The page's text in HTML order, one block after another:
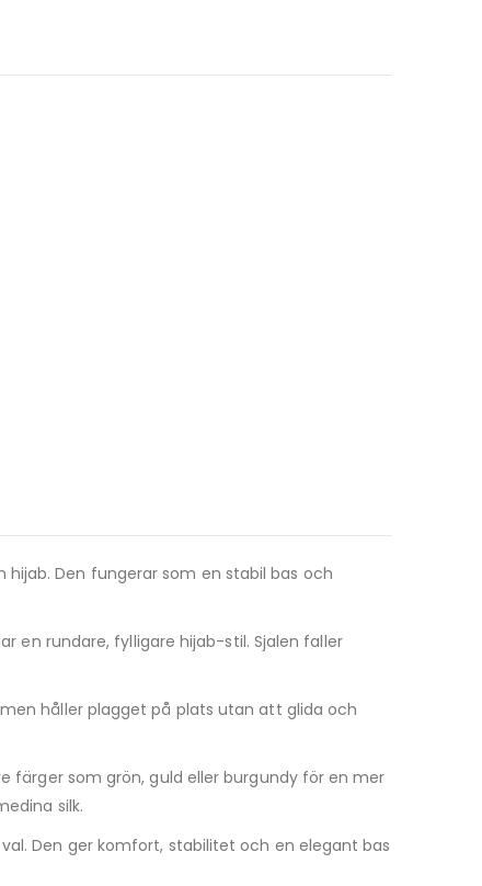
Den fungerar som en stabil bas och
en rundare, fylligare hijab-stil. Sjalen faller
håller plagget på plats utan att glida och
färger som grön, guld eller burgundy för en mer
silk.
Den ger komfort, stabilitet och en elegant bas